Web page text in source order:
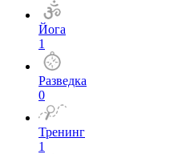
Йога
1
Разведка
0
Тренинг
1